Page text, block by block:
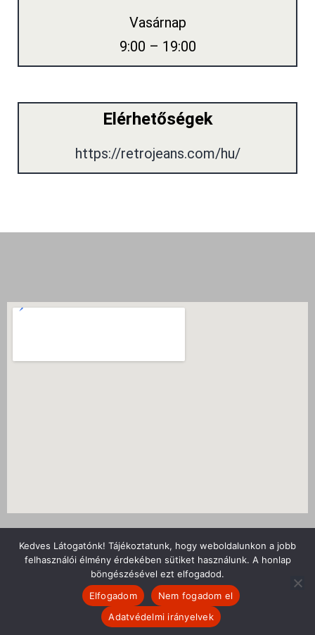
Vasárnap
9:00 – 19:00
Elérhetőségek
https://retrojeans.com/hu/
Adatvédelmi tájékoztató
Impresszum
Kedves Látogatónk! Tájékoztatunk, hogy weboldalunkon a jobb
felhasználói élmény érdekében sütiket használunk. A honlap
böngészésével ezt elfogadod.
Elfogadom
Nem fogadom el
Adatvédelmi irányelvek